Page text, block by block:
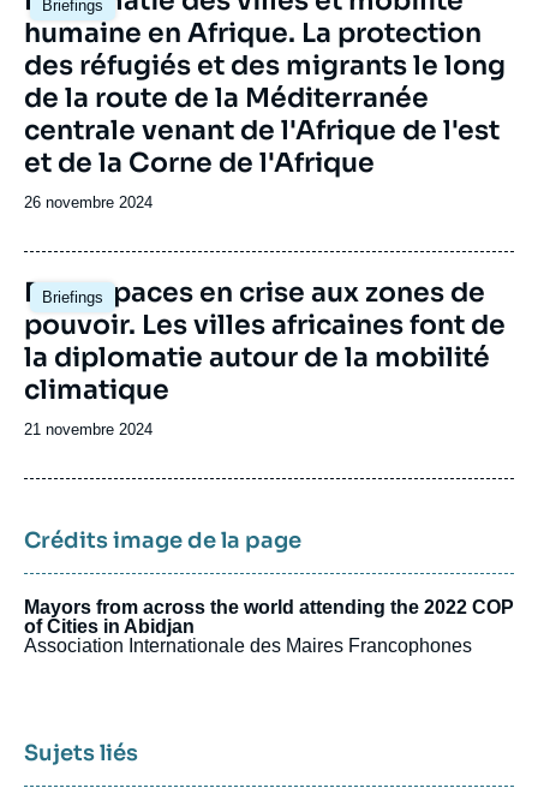
Briefings
principale
humaine en Afrique. La protection
des réfugiés et des migrants le long
de la route de la Méditerranée
centrale venant de l'Afrique de l'est
et de la Corne de l'Afrique
Date
publication
26 novembre 2024
Briefings
Image
principale
Des espaces en crise aux zones de
pouvoir. Les villes africaines font de
la diplomatie autour de la mobilité
climatique
Date
publication
21 novembre 2024
Crédits image de la page
Mayors from across the world attending the 2022 COP
of Cities in Abidjan
Association Internationale des Maires Francophones
Sujets liés